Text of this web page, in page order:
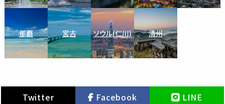
那覇 宮古 ソウル(仁川) 清州
Twitter Facebook LINE